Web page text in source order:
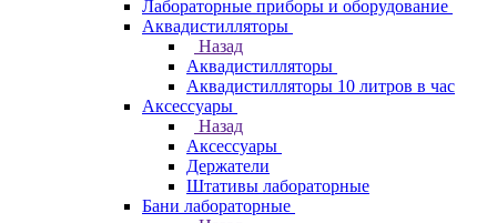
Лабораторные приборы и оборудование
Аквадистилляторы
Назад
Аквадистилляторы
Аквадистилляторы 10 литров в час
Аксессуары
Назад
Аксессуары
Держатели
Штативы лабораторные
Бани лабораторные